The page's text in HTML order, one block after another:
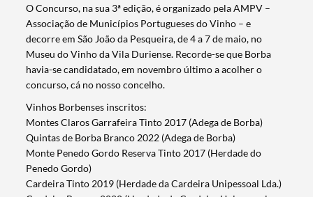
O Concurso, na sua 3ª edição, é organizado pela AMPV –
Associação de Municípios Portugueses do Vinho – e
decorre em São João da Pesqueira, de 4 a 7 de maio, no
Museu do Vinho da Vila Duriense. Recorde-se que Borba
havia-se candidatado, em novembro último a acolher o
concurso, cá no nosso concelho.
Vinhos Borbenses inscritos:
Montes Claros Garrafeira Tinto 2017 (Adega de Borba)
Quintas de Borba Branco 2022 (Adega de Borba)
Monte Penedo Gordo Reserva Tinto 2017 (Herdade do
Penedo Gordo)
Cardeira Tinto 2019 (Herdade da Cardeira Unipessoal Lda.)